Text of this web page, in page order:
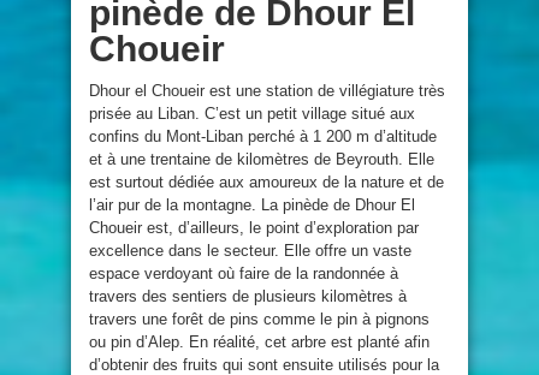
pinède de Dhour El
Choueir
Dhour el Choueir est une station de villégiature très
prisée au Liban. C’est un petit village situé aux
confins du Mont-Liban perché à 1 200 m d’altitude
et à une trentaine de kilomètres de Beyrouth. Elle
est surtout dédiée aux amoureux de la nature et de
l’air pur de la montagne. La pinède de Dhour El
Choueir est, d’ailleurs, le point d’exploration par
excellence dans le secteur. Elle offre un vaste
espace verdoyant où faire de la randonnée à
travers des sentiers de plusieurs kilomètres à
travers une forêt de pins comme le pin à pignons
ou pin d’Alep. En réalité, cet arbre est planté afin
d’obtenir des fruits qui sont ensuite utilisés pour la